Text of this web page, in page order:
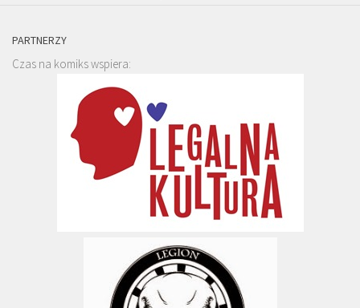
PARTNERZY
Czas na komiks wspiera: